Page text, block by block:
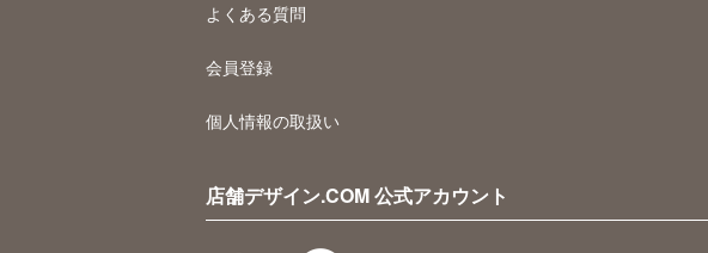
よくある質問
会員登録
個人情報の取扱い
店舗デザイン.COM 公式アカウント